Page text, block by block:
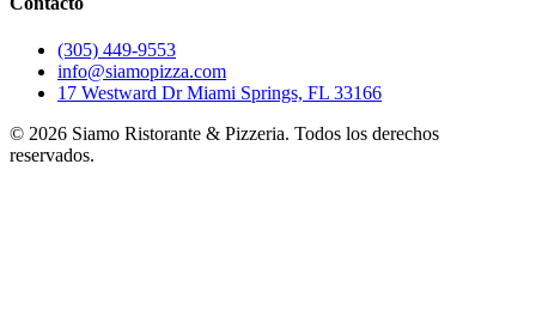
(305) 449-9553
info@siamopizza.com
17 Westward Dr Miami Springs, FL 33166
© 2026 Siamo Ristorante & Pizzeria. Todos los derechos
reservados.